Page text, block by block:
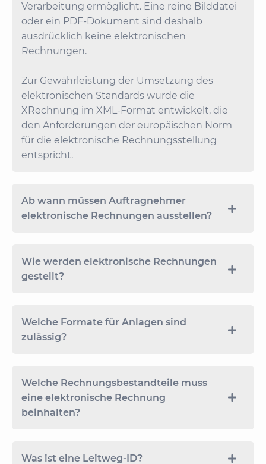
Verarbeitung ermöglicht. Eine reine Bilddatei
oder ein PDF-Dokument sind deshalb
ausdrücklich keine elektronischen
Rechnungen.
Zur Gewährleistung der Umsetzung des
elektronischen Standards wurde die
XRechnung im XML-Format entwickelt, die
den Anforderungen der europäischen Norm
für die elektronische Rechnungsstellung
entspricht.
Ab wann müssen Auftragnehmer
elektronische Rechnungen ausstellen?
Wie werden elektronische Rechnungen
gestellt?
Welche Formate für Anlagen sind
zulässig?
Welche Rechnungsbestandteile muss
eine elektronische Rechnung
beinhalten?
Was ist eine Leitweg-ID?